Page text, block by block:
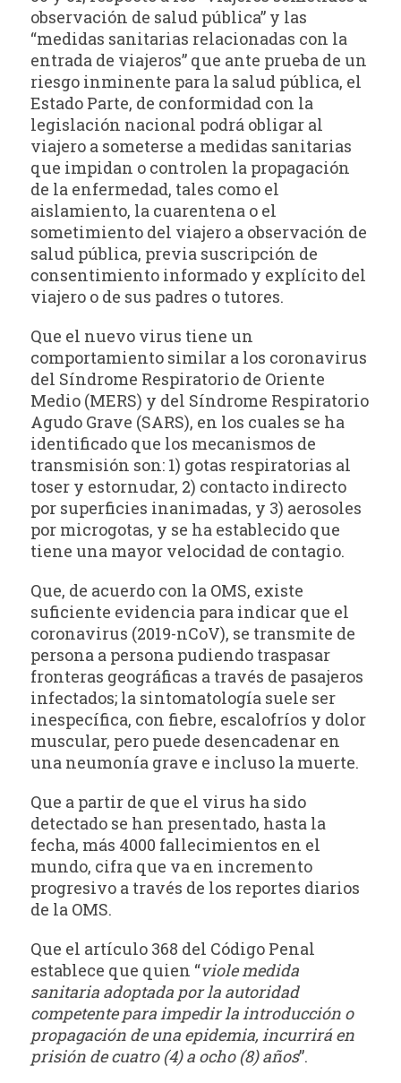
observación de salud pública” y las
“medidas sanitarias relacionadas con la
entrada de viajeros” que ante prueba de un
riesgo inminente para la salud pública, el
Estado Parte, de conformidad con la
legislación nacional podrá obligar al
viajero a someterse a medidas sanitarias
que impidan o controlen la propagación
de la enfermedad, tales como el
aislamiento, la cuarentena o el
sometimiento del viajero a observación de
salud pública, previa suscripción de
consentimiento informado y explícito del
viajero o de sus padres o tutores.
Que el nuevo virus tiene un
comportamiento similar a los coronavirus
del Síndrome Respiratorio de Oriente
Medio (MERS) y del Síndrome Respiratorio
Agudo Grave (SARS), en los cuales se ha
identificado que los mecanismos de
transmisión son: 1) gotas respiratorias al
toser y estornudar, 2) contacto indirecto
por superficies inanimadas, y 3) aerosoles
por microgotas, y se ha establecido que
tiene una mayor velocidad de contagio.
Que, de acuerdo con la OMS, existe
suficiente evidencia para indicar que el
coronavirus (2019-nCoV), se transmite de
persona a persona pudiendo traspasar
fronteras geográficas a través de pasajeros
infectados; la sintomatología suele ser
inespecífica, con fiebre, escalofríos y dolor
muscular, pero puede desencadenar en
una neumonía grave e incluso la muerte.
Que a partir de que el virus ha sido
detectado se han presentado, hasta la
fecha, más 4000 fallecimientos en el
mundo, cifra que va en incremento
progresivo a través de los reportes diarios
de la OMS.
Que el artículo 368 del Código Penal
establece que quien “viole medida
sanitaria adoptada por la autoridad
competente para impedir la introducción o
propagación de una epidemia, incurrirá en
prisión de cuatro (4) a ocho (8) años”.